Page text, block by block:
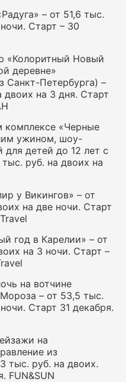
– от 51,6 тыс.
Старт – 30
«Колоритный Новый
деревне»
Санкт-Петербурга) –
двоих на 3 дня. Старт
комплексе «Черные
ужином, шоу-
для детей до 12 лет с
руб. на двоих на
у Викингов» – от
на две ночи. Старт
год в Карелии» – от
на 3 ночи. Старт –
на вотчине
– от 53,5 тыс.
Старт 31 декабря.
на
из
тыс. руб. на двоих.
FUN&SUN